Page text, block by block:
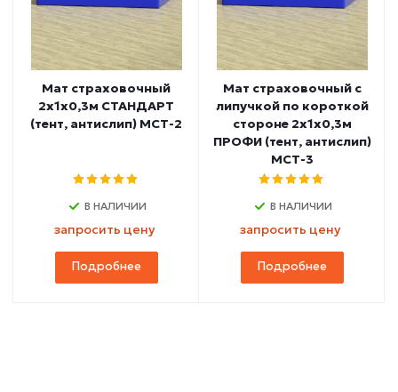
Мат страховочный
2х1х0,3м СТАНДАРТ
(тент, антислип) МСТ-2
В НАЛИЧИИ
запросить цену
Подробнее
Мат страховочный с
липучкой по короткой
стороне 2х1х0,3м
ПРОФИ (тент, антислип)
МСТ-3
В НАЛИЧИИ
запросить цену
Подробнее